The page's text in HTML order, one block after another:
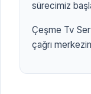
sürecimiz
Çeşme Tv
çağrı